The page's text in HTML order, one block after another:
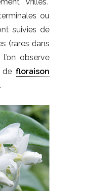
ou
suivies de
(rares dans
observe
de floraison